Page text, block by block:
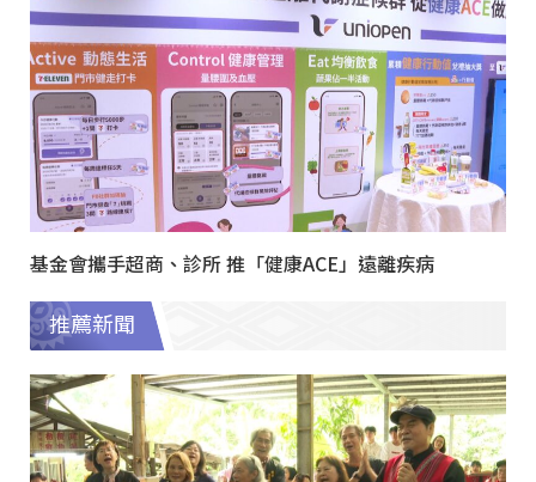
基金會攜手超商、診所 推「健康ACE」遠離疾病
推薦新聞